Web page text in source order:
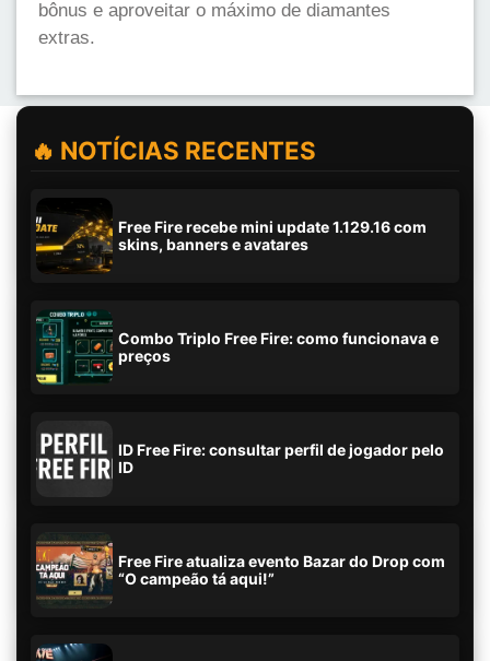
bônus e aproveitar o máximo de diamantes
extras.
🔥 NOTÍCIAS RECENTES
Free Fire recebe mini update 1.129.16 com
skins, banners e avatares
Combo Triplo Free Fire: como funcionava e
preços
ID Free Fire: consultar perfil de jogador pelo
ID
Free Fire atualiza evento Bazar do Drop com
“O campeão tá aqui!”